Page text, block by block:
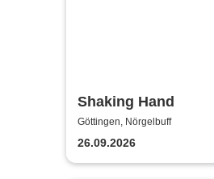
Shaking Hand
Göttingen, Nörgelbuff
26.09.2026